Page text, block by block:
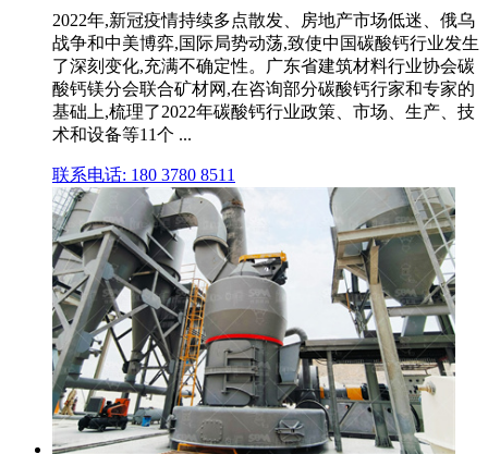
2022年,新冠疫情持续多点散发、房地产市场低迷、俄乌
战争和中美博弈,国际局势动荡,致使中国碳酸钙行业发生
了深刻变化,充满不确定性。广东省建筑材料行业协会碳
酸钙镁分会联合矿材网,在咨询部分碳酸钙行家和专家的
基础上,梳理了2022年碳酸钙行业政策、市场、生产、技
术和设备等11个 ...
联系电话: 180 3780 8511